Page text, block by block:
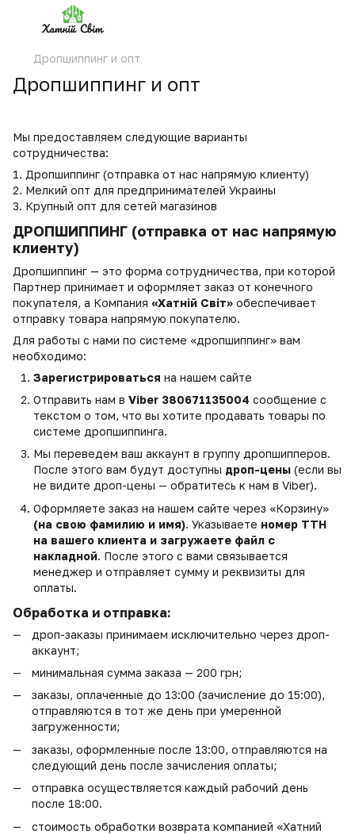
Дропшиппинг и опт
Дропшиппинг и опт
Мы предоставляем следующие варианты
сотрудничества:
1. Дропшиппинг (отправка от нас напрямую клиенту)
2. Мелкий опт для предпринимателей Украины
3. Крупный опт для сетей магазинов
ДРОПШИППИНГ (отправка от нас напрямую
клиенту)
Дропшиппинг — это форма сотрудничества, при которой
Партнер принимает и оформляет заказ от конечного
покупателя, а Компания «Хатній Світ» обеспечивает
отправку товара напрямую покупателю.
Для работы с нами по системе «дропшиппинг» вам
необходимо:
Зарегистрироваться на нашем сайте
Отправить нам в Viber 380671135004 сообщение с
текстом о том, что вы хотите продавать товары по
системе дропшиппинга.
Мы переведем ваш аккаунт в группу дропшипперов.
После этого вам будут доступны дроп-цены (если вы
не видите дроп-цены — обратитесь к нам в Viber).
Оформляете заказ на нашем сайте через «Корзину»
(на свою фамилию и имя). Указываете номер ТТН
на вашего клиента и загружаете файл с
накладной. После этого с вами связывается
менеджер и отправляет сумму и реквизиты для
оплаты.
Обработка и отправка:
дроп-заказы принимаем исключительно через дроп-
аккаунт;
минимальная сумма заказа — 200 грн;
заказы, оплаченные до 13:00 (зачисление до 15:00),
отправляются в тот же день при умеренной
загруженности;
заказы, оформленные после 13:00, отправляются на
следующий день после зачисления оплаты;
отправка осуществляется каждый рабочий день
после 18:00.
стоимость обработки возврата компанией «Хатний